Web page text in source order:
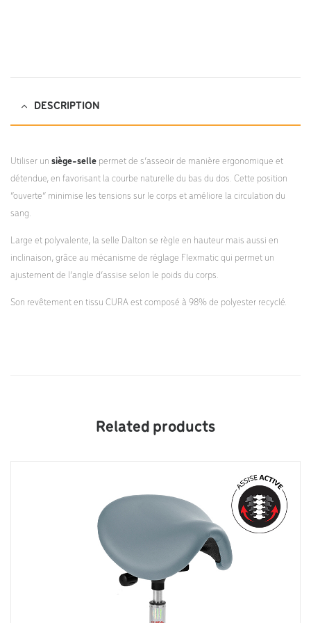
DESCRIPTION
Utiliser un siège-selle permet de s’asseoir de manière ergonomique et
détendue, en favorisant la courbe naturelle du bas du dos. Cette position
“ouverte” minimise les tensions sur le corps et améliore la circulation du
sang.
Large et polyvalente, la selle Dalton se règle en hauteur mais aussi en
inclinaison, grâce au mécanisme de réglage Flexmatic qui permet un
ajustement de l’angle d’assise selon le poids du corps.
Son revêtement en tissu CURA est composé à 98% de polyester recyclé.
Related products